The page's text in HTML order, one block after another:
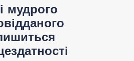
мудрого